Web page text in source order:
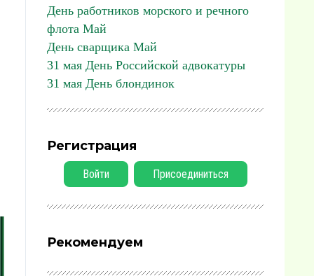
День работников морского и речного
флота Май
День сварщика Май
31 мая День Российской адвокатуры
31 мая День блондинок
Регистрация
Войти Присоединиться
Рекомендуем